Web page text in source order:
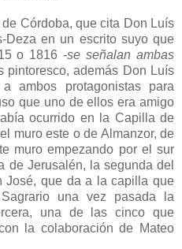
Córdoba, que cita Don Luís
Deza en un escrito suyo que
o 1816 -se señalan ambas
pintoresco, además Don Luís
ambos protagonistas para
que uno de ellos era amigo
ocurrido en la Capilla de
muro este o de Almanzor, de
muro empezando por el sur
de Jerusalén, la segunda del
José, que da a la capilla que
una vez pasada la
una de las cinco que
la colaboración de Mateo